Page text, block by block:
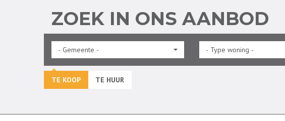
ZOEK IN ONS AANBOD
- Gemeente - - Type woning -
TE KOOP TE HUUR